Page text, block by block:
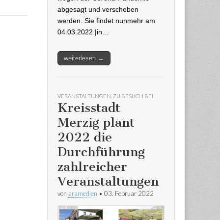
abgesagt und verschoben
werden. Sie findet nunmehr am
04.03.2022 |in…
weiterlesen →
VERANSTALTUNGEN ZU BESUCH BEI
Kreisstadt
Merzig plant
2022 die
Durchführung
zahlreicher
Veranstaltungen
von aramedien • 03. Februar 2022